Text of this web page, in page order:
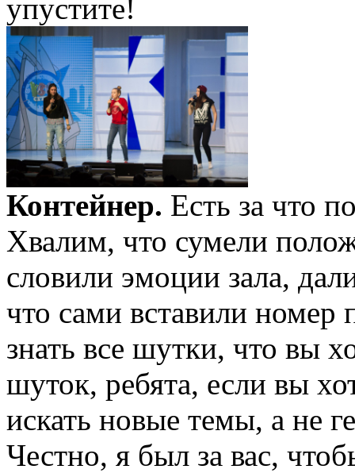
упустите!
Контейнер. Есть за что
Хвалим, что сумели
словили эмоции зала,
что сами вставили номер
знать все шутки, что вы
шуток, ребята, если вы
искать новые темы, а не
Честно, я был за вас,